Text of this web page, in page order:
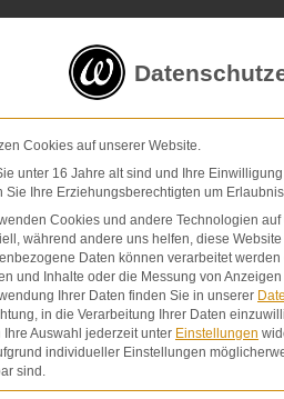
E-Mail
&
Cookies auf unserer Website.
unter 16 Jahre alt sind und Ihre
Sie Ihre Erziehungsberechtigten um
Cookies und andere Technologien
während andere uns helfen, diese
Daten können verarbeitet
und Inhalte oder die Messung von
Ihrer Daten finden Sie in unserer
in die Verarbeitung Ihrer Daten
Ihre Auswahl jederzeit unter Einstellungen
individueller Einstellungen
sind.